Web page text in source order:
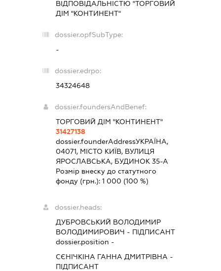
ВІДПОВІДАЛЬНІСТЮ "ТОРГОВИЙ
ДІМ "КОНТИНЕНТ"
dossier.opfSubType:
-
dossier.edrpo:
34324648
dossier.foundersAndBenef:
ТОРГОВИЙ ДІМ "КОНТИНЕНТ"
31427138
dossier.founderAddressУКРАЇНА,
04071, МІСТО КИЇВ, ВУЛИЦЯ
ЯРОСЛАВСЬКА, БУДИНОК 35-А
Розмір внеску до статутного
фонду (грн.): 1 000 (100 %)
dossier.heads:
ДУБРОВСЬКИЙ ВОЛОДИМИР
ВОЛОДИМИРОВИЧ - ПІДПИСАНТ
dossier.position -
СЄНІЧКІНА ГАННА ДМИТРІВНА -
ПІДПИСАНТ